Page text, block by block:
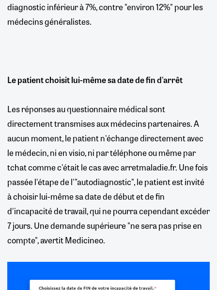
diagnostic inférieur à 7%, contre "environ 12%" pour les
médecins généralistes.
Le patient choisit lui-même sa date de fin d'arrêt
Les réponses au questionnaire médical sont
directement transmises aux médecins partenaires. A
aucun moment, le patient n'échange directement avec
le médecin, ni en visio, ni par téléphone ou même par
tchat comme c'était le cas avec arretmaladie.fr. Une fois
passée l'étape de l'"autodiagnostic", le patient est invité
à choisir lui-même sa date de début et de fin
d'incapacité de travail, qui ne pourra cependant excéder
7 jours. Une demande supérieure "ne sera pas prise en
compte", avertit Medicineo.